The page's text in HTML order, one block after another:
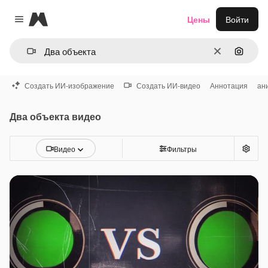
Close menu
Magnific
ОчиститьПоиск
Цены Войти
Создать ИИ-изображение Создать ИИ-видео Аннотация
Два объекта видео
Видео Фильтры